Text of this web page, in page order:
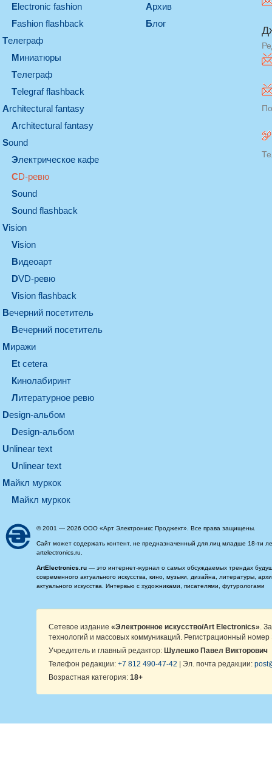
electronic fashion
Fashion flashback
телеграф
миниатюры
телеграф
Telegraf flashback
architectural fantasy
architectural fantasy
sound
электрическое кафе
CD-ревю
sound
Sound flashback
vision
vision
видеоарт
DVD-ревю
Vision flashback
вечерний посетитель
вечерний посетитель
миражи
et cetera
кинолабиринт
литературное ревю
design-альбом
design-альбом
unlinear text
Unlinear text
майкл муркок
майкл муркок
Архив
Блог
© 2001 — 2026 ООО «Арт Электроникс Проджект». Все права защищены.
Сайт может содержать контент, не предназначенный для лиц младше 18-ти
artelectronics.ru.
ArtElectronics.ru — это интернет-журнал о самых обсуждаемых трендах
современного актуального искусства, кино, музыки, дизайна, литературы,
актуального искусства. Интервью с художниками, писателями, футурологами
Сетевое издание «Электронное искусство/Art Electronics» .
технологий и массовых коммуникаций. Регистрационный
Учредитель и главный редактор: Шулешко Павел Викторович
Телефон редакции: +7 812 490-47-42 | Эл. почта редакции:
Возрастная категория: 18+